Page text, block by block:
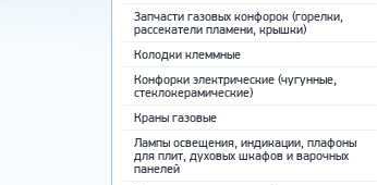
Запчасти газовых конфорок (горелки,
рассекатели пламени, крышки)
Колодки клеммные
Конфорки электрические (чугунные,
стеклокерамические)
Краны газовые
Лампы освещения, индикации, плафоны
для плит, духовых шкафов и варочных
панелей